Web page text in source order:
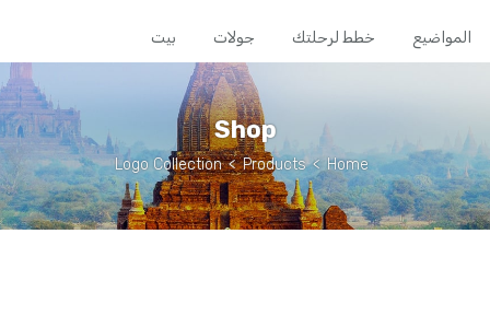
بيت جولات خطط لرحلتك المواضيع
Shop
Home
>
Products
>
Logo Collection